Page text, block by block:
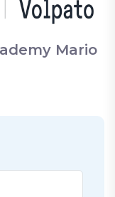
Mario